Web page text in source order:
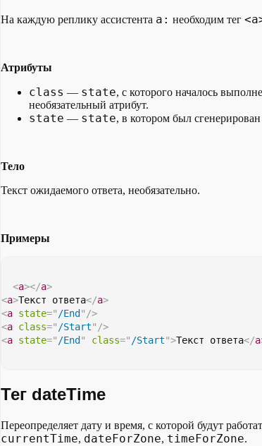
На каждую реплику ассистента a: необходим тег
Атрибуты
class — state, с которого началось
необязательный атрибут.
state — state, в котором был
Тело
Текст ожидаемого ответа, необязательно.
Примеры
<a></a>
<a>Текст ответа</a>
<a state=" /End " />
<a class=" /Start" />
<a state=" /End " class=" /Start">Текст ответа</a
Тег dateTime
Переопределяет дату и время, с которой будут
currentTime, dateForZone, timeForZone.